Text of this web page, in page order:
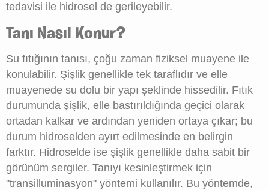
tedavisi ile hidrosel de gerileyebilir.
Tanı Nasıl Konur?
Su fıtığının tanısı, çoğu zaman fiziksel muayene ile
konulabilir. Şişlik genellikle tek taraflıdır ve elle
muayenede su dolu bir yapı şeklinde hissedilir. Fıtık
durumunda şişlik, elle bastırıldığında geçici olarak
ortadan kalkar ve ardından yeniden ortaya çıkar; bu
durum hidroselden ayırt edilmesinde en belirgin
farktır. Hidroselde ise şişlik genellikle daha sabit bir
görünüm sergiler. Tanıyı kesinleştirmek için
"transilluminasyon" yöntemi kullanılır. Bu yöntemde,